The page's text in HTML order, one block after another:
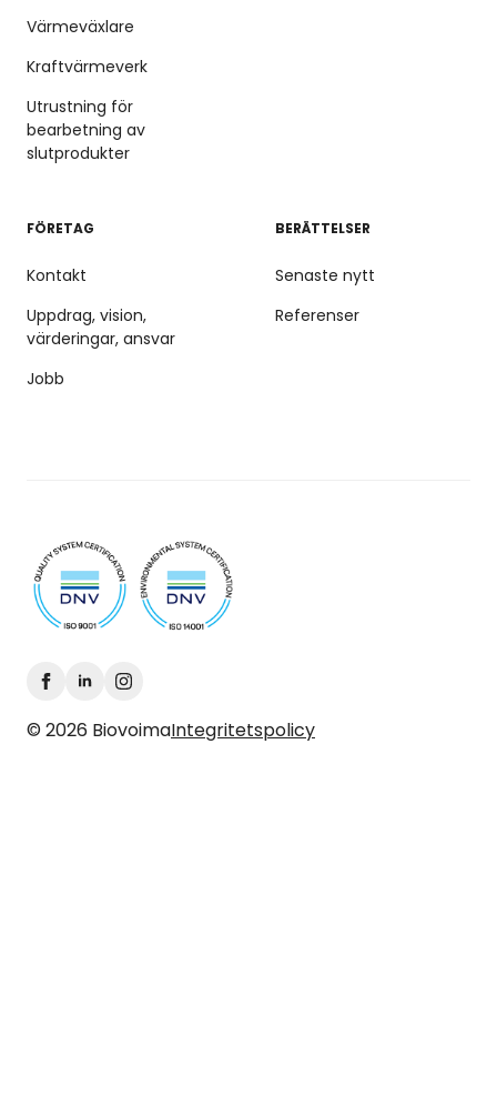
Värmeväxlare
Kraftvärmeverk
Utrustning för
bearbetning av
slutprodukter
FÖRETAG
Kontakt
Uppdrag, vision,
värderingar, ansvar
Jobb
BERÄTTELSER
Senaste nytt
Referenser
© 2026 BiovoimaIntegritetspolicy